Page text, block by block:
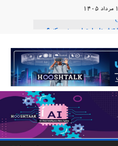
ربات «Aru» محصول شرکت فرانسوی Nio